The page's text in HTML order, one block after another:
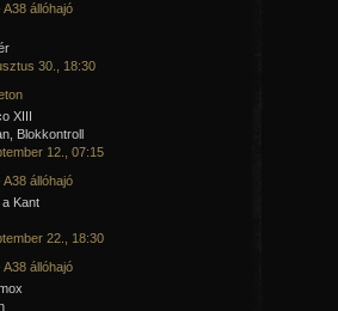
A38 állóhajó
30., 18:30
XIII
Blokkontroll
12., 07:15
A38 állóhajó
Kant
22., 18:30
A38 állóhajó